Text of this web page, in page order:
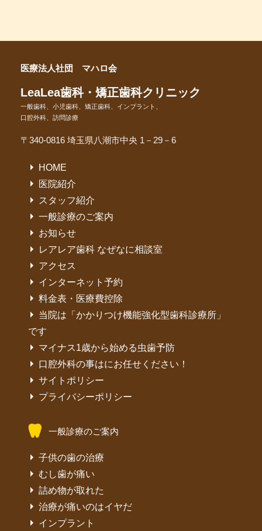
医療法人社団 マハロ会
LeaLea歯科・矯正歯科クリニック
一般歯科、小児歯科、矯正歯科、インプラント、
口腔外科、訪問診療
〒340-0816 埼玉県八潮市中央 1－29－6
HOME
医院紹介
スタッフ紹介
一般診療のご案内
お知らせ
レアレア歯科 なぜなに相談室
アクセス
インターネット予約
料金表・医療費控除
当院は「かかりつけ機能強化型歯科診療所」
です
マイナス1歳から始める虫歯予防
口腔外科の事はにお任せください！
サイトポリシー
プライバシーポリシー
一般診療のご案内
子供の歯の治療
むし歯が痛い
詰め物が取れた
治療が痛いのはイヤだ
インプラント